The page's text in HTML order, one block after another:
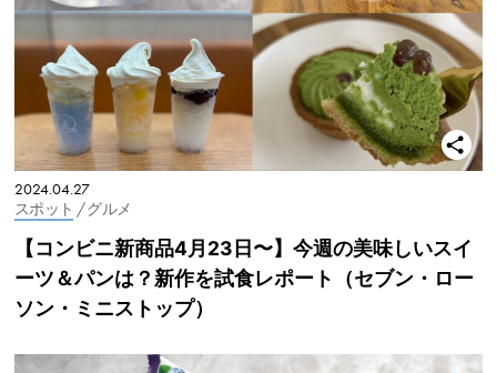
2024.04.27
スポット / グルメ
【コンビニ新商品4月23日〜】今週の美味しいスイ
ーツ＆パンは？新作を試食レポート（セブン・ロー
ソン・ミニストップ）